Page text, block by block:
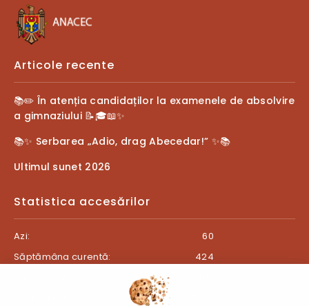
Articole recente
📚✏️ În atenția candidaților la examenele de absolvire
a gimnaziului 📝🎓📖✨
📚✨ Serbarea „Adio, drag Abecedar!” ✨📚
Ultimul sunet 2026
Statistica accesărilor
Azi:
60
Săptămâna curentă:
424